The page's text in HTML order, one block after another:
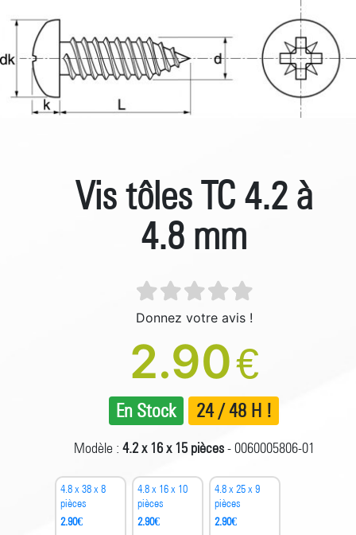
Vis tôles TC 4.2 à
4.8 mm
Donnez votre avis !
2.90€
En Stock 24 / 48 H !
Modèle : 4.2 x 16 x 15 pièces- 0060005806-01
4.8 x 38 x 8
pièces
2.90€
4.8 x 16 x 10
pièces
2.90€
4.8 x 25 x 9
pièces
2.90€